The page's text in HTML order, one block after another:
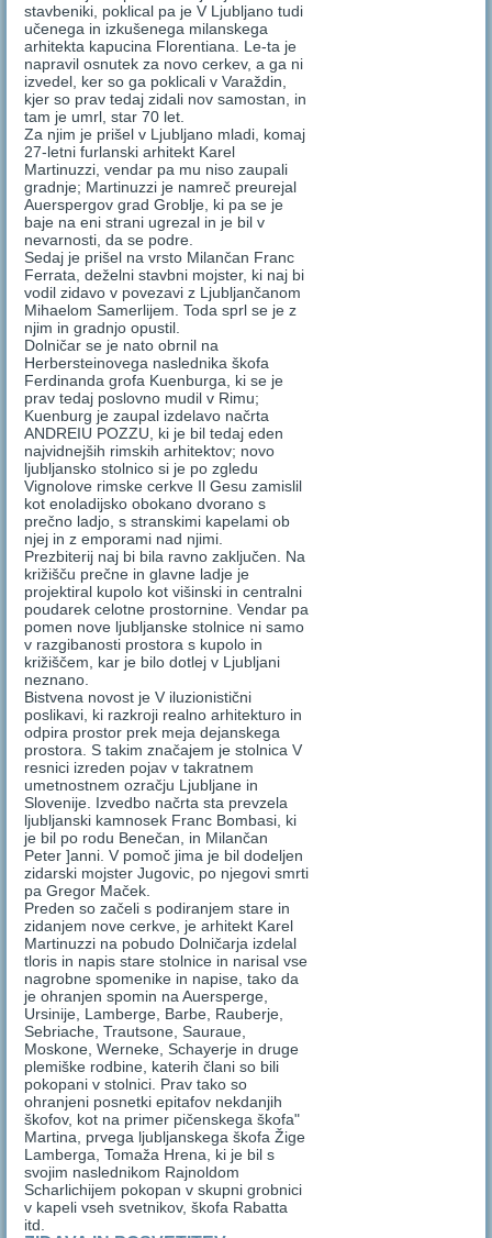
stavbeniki, poklical pa je V Ljubljano tudi
učenega in izkušenega milanskega
arhitekta kapucina Florentiana. Le-ta je
napravil osnutek za novo cerkev, a ga ni
izvedel, ker so ga poklicali v Varaždin,
kjer so prav tedaj zidali nov samostan, in
tam je umrl, star 70 let.
Za njim je prišel v Ljubljano mladi, komaj
27-letni furlanski arhitekt Karel
Martinuzzi, vendar pa mu niso zaupali
gradnje; Martinuzzi je namreč preurejal
Auerspergov grad Groblje, ki pa se je
baje na eni strani ugrezal in je bil v
nevarnosti, da se podre.
Sedaj je prišel na vrsto Milančan Franc
Ferrata, deželni stavbni mojster, ki naj bi
vodil zidavo v povezavi z Ljubljančanom
Mihaelom Samerlijem. Toda sprl se je z
njim in gradnjo opustil.
Dolničar se je nato obrnil na
Herbersteinovega naslednika škofa
Ferdinanda grofa Kuenburga, ki se je
prav tedaj poslovno mudil v Rimu;
Kuenburg je zaupal izdelavo načrta
ANDREIU POZZU, ki je bil tedaj eden
najvidnejših rimskih arhitektov; novo
ljubljansko stolnico si je po zgledu
Vignolove rimske cerkve Il Gesu zamislil
kot enoladijsko obokano dvorano s
prečno ladjo, s stranskimi kapelami ob
njej in z emporami nad njimi.
Prezbiterij naj bi bila ravno zaključen. Na
križišču prečne in glavne ladje je
projektiral kupolo kot višinski in centralni
poudarek celotne prostornine. Vendar pa
pomen nove ljubljanske stolnice ni samo
v razgibanosti prostora s kupolo in
križiščem, kar je bilo dotlej v Ljubljani
neznano.
Bistvena novost je V iluzionistični
poslikavi, ki razkroji realno arhitekturo in
odpira prostor prek meja dejanskega
prostora. S takim značajem je stolnica V
resnici izreden pojav v takratnem
umetnostnem ozračju Ljubljane in
Slovenije. Izvedbo načrta sta prevzela
ljubljanski kamnosek Franc Bombasi, ki
je bil po rodu Benečan, in Milančan
Peter ]anni. V pomoč jima je bil dodeljen
zidarski mojster Jugovic, po njegovi smrti
pa Gregor Maček.
Preden so začeli s podiranjem stare in
zidanjem nove cerkve, je arhitekt Karel
Martinuzzi na pobudo Dolničarja izdelal
tloris in napis stare stolnice in narisal vse
nagrobne spomenike in napise, tako da
je ohranjen spomin na Auersperge,
Ursinije, Lamberge, Barbe, Rauberje,
Sebriache, Trautsone, Sauraue,
Moskone, Werneke, Schayerje in druge
plemiške rodbine, katerih člani so bili
pokopani v stolnici. Prav tako so
ohranjeni posnetki epitafov nekdanjih
škofov, kot na primer pičenskega škofa"
Martina, prvega ljubljanskega škofa Žige
Lamberga, Tomaža Hrena, ki je bil s
svojim naslednikom Rajnoldom
Scharlichijem pokopan v skupni grobnici
v kapeli vseh svetnikov, škofa Rabatta
itd.